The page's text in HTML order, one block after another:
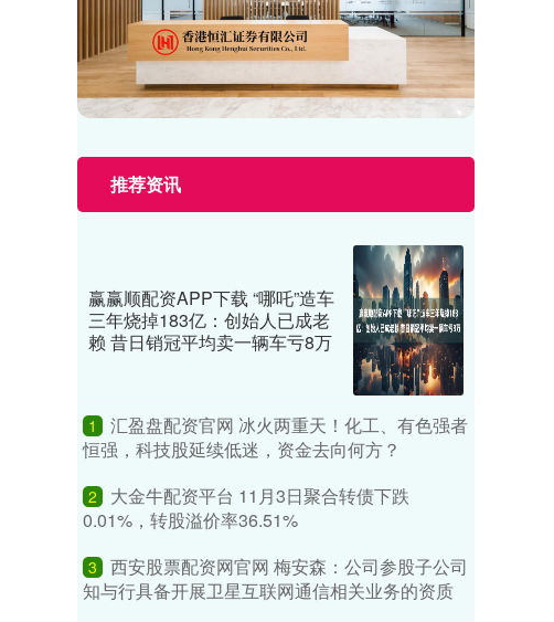
推荐资讯
赢赢顺配资APP下载 “哪吒”造车
三年烧掉183亿：创始人已成老
赖 昔日销冠平均卖一辆车亏8万
1
汇盈盘配资官网 冰火两重天！化工、有色强者
恒强，科技股延续低迷，资金去向何方？
2
大金牛配资平台 11月3日聚合转债下跌
0.01%，转股溢价率36.51%
3
西安股票配资网官网 梅安森：公司参股子公司
知与行具备开展卫星互联网通信相关业务的资质